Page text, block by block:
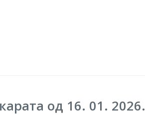
од 16. 01. 2026.